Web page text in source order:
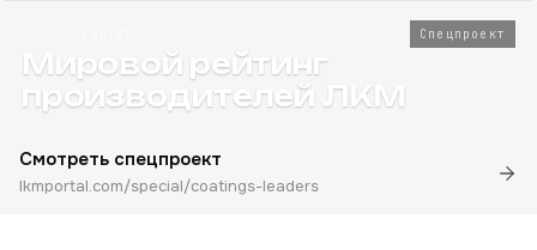
Спецпроект
Мировой рейтинг
производителей ЛКМ
Смотреть спецпроект
lkmportal.com/special/coatings-leaders